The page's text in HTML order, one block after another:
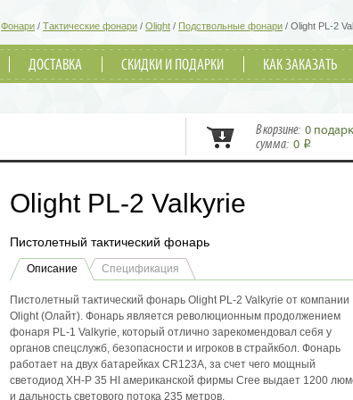
Фонари / Тактические фонари / Olight / Подствольные фонари / Olight PL-2
ДОСТАВКА СКИДКИ И ПОДАРКИ КАК ЗАКАЗАТЬ
В корзине: 0
сумма: 0 i
Olight PL-2 Valkyrie
Пистолетный тактический фонарь
Описание Спецификация
Пистолетный тактический фонарь Olight PL-2 Valkyrie от компании
Olight (Олайт). Фонарь является революционным продолжением
фонаря PL-1 Valkyrie, который отлично зарекомендовал себя у
органов спецслужб, безопасности и игроков в страйкбол. Фонарь
работает на двух батарейках CR123A, за счет чего мощный
светодиод XH-P 35 HI американской фирмы Cree выдает 1200
и дальность светового потока 235 метров.